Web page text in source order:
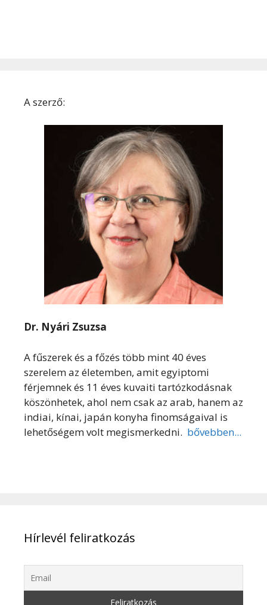
A szerző:
Dr. Nyári Zsuzsa
A fűszerek és a főzés több mint 40 éves
szerelem az életemben, amit egyiptomi
férjemnek és 11 éves kuvaiti tartózkodásnak
köszönhetek, ahol nem csak az arab, hanem az
indiai, kínai, japán konyha finomságaival is
lehetőségem volt megismerkedni. bővebben...
Hírlevél feliratkozás